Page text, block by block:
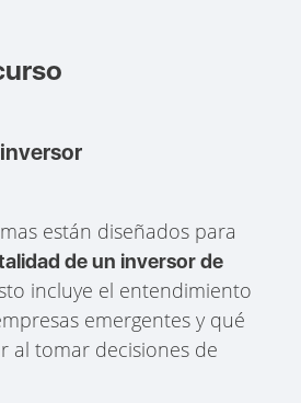
están diseñados para
de un inversor de
incluye el entendimiento
emergentes y qué
al tomar decisiones de